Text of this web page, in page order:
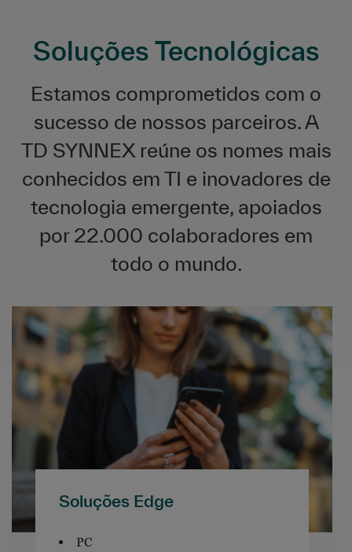
Soluções Tecnológicas
Estamos comprometidos com o
sucesso de nossos parceiros. A
TD SYNNEX reúne os nomes mais
conhecidos em TI e inovadores de
tecnologia emergente, apoiados
por 22.000 colaboradores em
todo o mundo.
Soluções Edge
PC